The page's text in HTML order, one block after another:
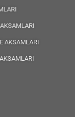
AKSAMLARI